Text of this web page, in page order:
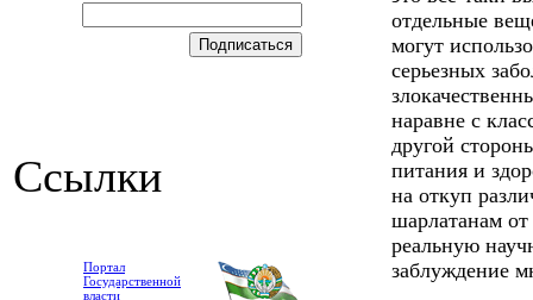
Ссылки
Портал
Государственной
власти
отдельные
могут
серьезных
наравне с
другой
питания и
на откуп
шарлатанам
реальную
заблуждение